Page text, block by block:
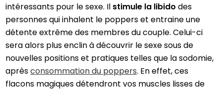
intéressants pour le sexe. Il stimule la libido des
personnes qui inhalent le poppers et entraine une
détente extrême des membres du couple. Celui-ci
sera alors plus enclin à découvrir le sexe sous de
nouvelles positions et pratiques telles que la sodomie,
aprèsconsommation du poppers. En effet, ces
flacons magiques détendront vos muscles lisses de